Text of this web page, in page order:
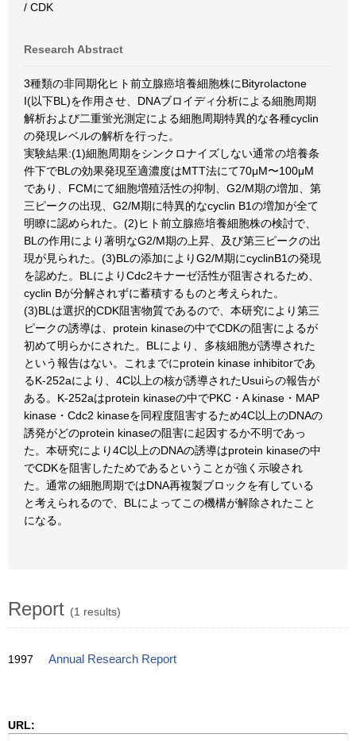
/ CDK
Research Abstract
3種類の非同期化ヒト前立腺癌培養細胞株にBityrolactone
I(以下BL)を作用させ、DNAブロイディ分析による細胞周期
解析および二重蛍光測定による細胞周期特異的な各種cyclin
の発現レベルの解析を行った。
実験結果:(1)細胞周期をシンクロナイズしない通常の培養条
件下でBLの効果発現至適濃度はMTT法にて70μM〜100μM
であり、FCMにて細胞増殖活性の抑制、G2/M期の増加、第
三ピークの出現、G2/M期に特異的なcyclin B1の増加が全て
明瞭に認められた。(2)ヒト前立腺癌培養細胞株の検討で、
BLの作用により著明なG2/M期の上昇、及び第三ピークの出
現が見られた。(3)BLの添加によりG2/M期にcyclinB1の発現
を認めた。BLによりCdc2キナーゼ活性が阻害されるため、
cyclin Bが分解されずに蓄積するものと考えられた。
(3)BLは選択的CDK阻害物質であるので、本研究により第三
ピークの誘導は、protein kinaseの中でCDKの阻害によるが
初めて明らかにされた。BLにより、多核細胞が誘導された
という報告はない。これまでにprotein kinase inhibitorであ
るK-252aにより、4C以上の核が誘導されたUsuiらの報告が
ある。K-252aはprotein kinaseの中でPKC・A kinase・MAP
kinase・Cdc2 kinaseを同程度阻害するため4C以上のDNAの
誘発がどのprotein kinaseの阻害に起因するか不明であっ
た。本研究により4C以上のDNAの誘導はprotein kinaseの中
でCDKを阻害したためであるということが強く示唆され
た。通常の細胞周期ではDNA再複製ブロックを有している
と考えられるので、BLによってこの機構が解除されたこと
になる。
Report (1 results)
1997 Annual Research Report
URL: